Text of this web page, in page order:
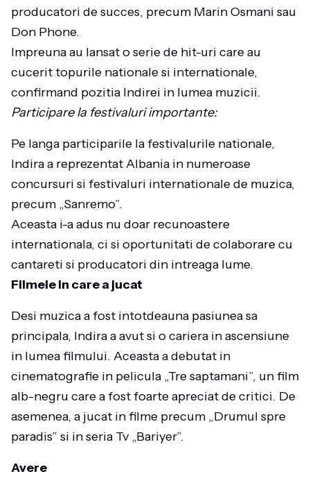
producatori de succes, precum Marin Osmani sau
Don Phone.
Impreuna au lansat o serie de hit-uri care au
cucerit topurile nationale si internationale,
confirmand pozitia Indirei in lumea muzicii.
Participare la festivaluri importante:
Pe langa participarile la festivalurile nationale,
Indira a reprezentat Albania in numeroase
concursuri si festivaluri internationale de muzica,
precum „Sanremo”.
Aceasta i-a adus nu doar recunoastere
internationala, ci si oportunitati de colaborare cu
cantareti si producatori din intreaga lume.
Filmele in care a jucat
Desi muzica a fost intotdeauna pasiunea sa
principala, Indira a avut si o cariera in ascensiune
in lumea filmului. Aceasta a debutat in
cinematografie in pelicula „Tre saptamani”, un film
alb-negru care a fost foarte apreciat de critici. De
asemenea, a jucat in filme precum „Drumul spre
paradis” si in seria Tv „Bariyer”.
Avere